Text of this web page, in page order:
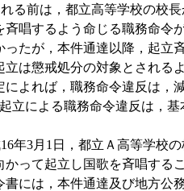
る前は，都立高等学校の校
斉唱するよう命じる職務命令
ったが，本件通達以降，起立
立は懲戒処分の対象とされる
よれば，職務命令違反は，
立による職務命令違反は，
年3月1日，都立Ａ高等学校
かって起立し国歌を斉唱する
書には，本件通達及び地方公